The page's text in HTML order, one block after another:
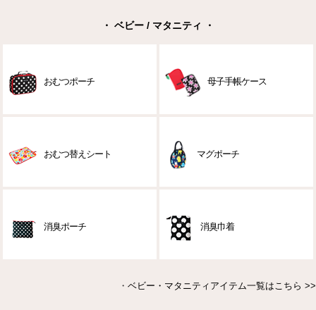
・ ベビー / マタニティ ・
おむつポーチ 母子手帳ケース
おむつ替えシート マグポーチ
消臭ポーチ 消臭巾着
・ ベビー・マタニティアイテム一覧はこちら >>